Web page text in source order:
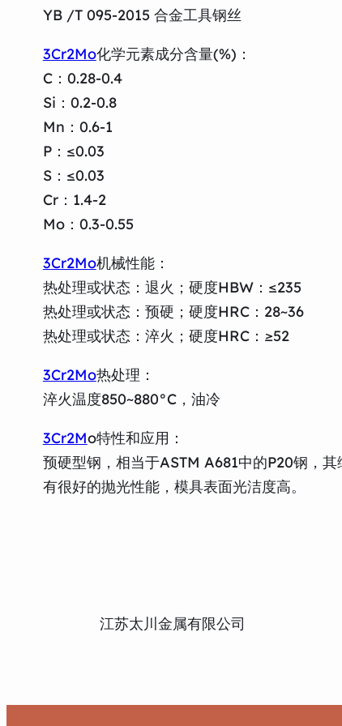
YB /T 095-2015 合金工具钢丝
3Cr2Mo化学元素成分含量(%)：
C：0.28-0.4
Si：0.2-0.8
Mn：0.6-1
P：≤0.03
S：≤0.03
Cr：1.4-2
Mo：0.3-0.55
3Cr2Mo机械性能：
热处理或状态：退火；硬度HBW：≤235
热处理或状态：预硬；硬度HRC：28~36
热处理或状态：淬火；硬度HRC：≥52
3Cr2Mo热处理：
淬火温度850~880°C，油冷
3Cr2Mo特性和应用：
预硬型钢，相当于ASTM A681中的P20钢，
有很好的抛光性能，模具表面光洁度高。
江苏太川金属有限公司